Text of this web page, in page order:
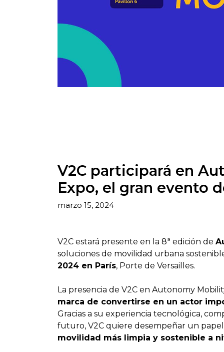
V2C participará en
Expo, el gran evento
marzo 15, 2024
V2C estará presente en la 8ª edición de
soluciones de movilidad urbana
2024 en París, Porte de Versailles.
La presencia de V2C en Autonomy
marca de convertirse en un actor
Gracias a su experiencia tecnológica,
futuro, V2C quiere desempeñar un
movilidad más limpia y sostenible a